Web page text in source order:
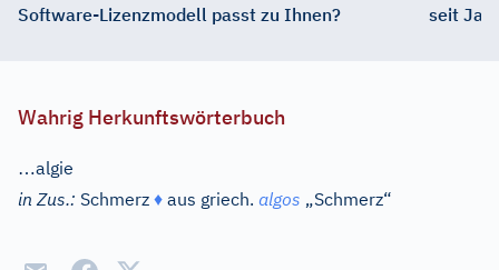
Software-Lizenzmodell passt zu Ihnen?
seit
Wahrig Herkunftswörterbuch
…algie
in Zus.: Schmerz ♦ aus griech. algos „Schmerz“